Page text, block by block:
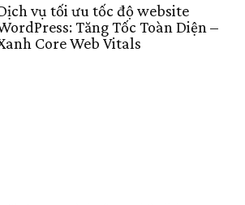
vụ tối ưu tốc độ website
Tăng Tốc Toàn Diện –
Core Web Vitals